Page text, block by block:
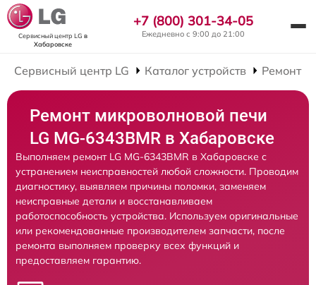
Сервисный центр LG в
Хабаровске
+7 (800) 301-34-05
Ежедневно с 9:00 до 21:00
Сервисный центр LG Каталог устройств Ремонт
Ремонт микроволновой печи
LG MG-6343BMR в Хабаровске
Выполняем ремонт LG MG-6343BMR в Хабаровске с
устранением неисправностей любой сложности. Проводим
диагностику, выявляем причины поломки, заменяем
неисправные детали и восстанавливаем
работоспособность устройства. Используем оригинальные
или рекомендованные производителем запчасти, после
ремонта выполняем проверку всех функций и
предоставляем гарантию.